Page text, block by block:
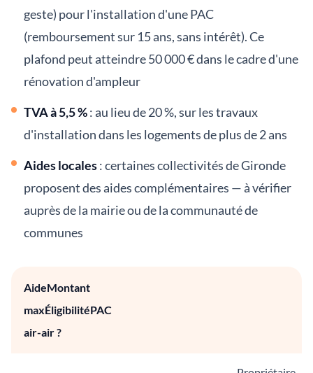
geste) pour l'installation d'une PAC
(remboursement sur 15 ans, sans intérêt). Ce
plafond peut atteindre 50 000 € dans le cadre d'une
rénovation d'ampleur
TVA à 5,5 %: au lieu de 20 %, sur les travaux
d'installation dans les logements de plus de 2 ans
Aides locales: certaines collectivités de Gironde
proposent des aides complémentaires — à vérifier
auprès de la mairie ou de la communauté de
communes
AideMontant
maxÉligibilitéPAC
air-air ?